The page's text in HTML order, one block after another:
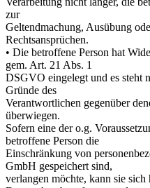
zur
Geltendmachung, Ausübung
Rechtsansprüchen.
• Die betroffene Person hat
gem. Art. 21 Abs. 1
DSGVO eingelegt und es steht
Gründe des
Verantwortlichen gegenüber
überwiegen.
Sofern eine der o.g.
betroffene Person die
Einschränkung von
GmbH gespeichert sind,
verlangen möchte, kann sie sich